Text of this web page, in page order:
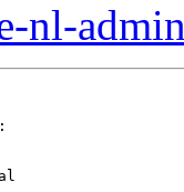
nl-